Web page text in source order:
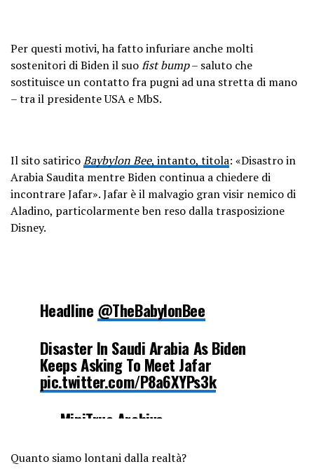
Per questi motivi, ha fatto infuriare anche molti
sostenitori di Biden il suofist bump– saluto che
sostituisce un contatto fra pugni ad una stretta di mano
– tra il presidente USA e MbS.
Il sito satiricoBaybylon Bee, intanto, titola: «Disastro in
Arabia Saudita mentre Biden continua a chiedere di
incontrare Jafar». Jafar è il malvagio gran visir nemico di
Aladino, particolarmente ben reso dalla trasposizione
Disney.
Headline @TheBabylonBee
Disaster In Saudi Arabia As Biden
Keeps Asking To Meet Jafar
pic.twitter.com/P8a6XYPs3k
— MiniTrue Archive
Quanto siamo lontani dalla realtà?